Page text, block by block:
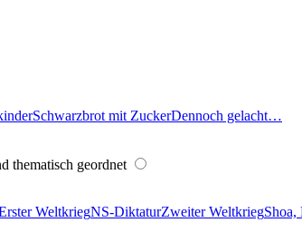
Schwarzbrot mit ZuckerDennoch gelacht…
thematisch geordnet
WeltkriegNS-DiktaturZweiter WeltkriegShoa,